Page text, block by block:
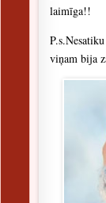
laimīga!!
viņam bija